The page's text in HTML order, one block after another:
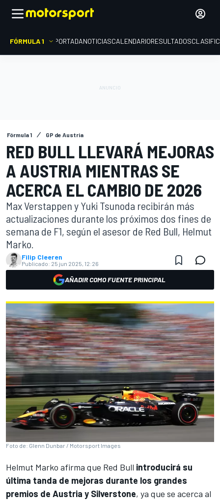
FÓRMULA 1 PORTADANOTICIASCALENDARIORESULTADOS
Fórmula 1 GP de Austria
RED BULL LLEVARÁ MEJORAS
A AUSTRIA MIENTRAS SE
ACERCA EL CAMBIO DE 2026
Max Verstappen y Yuki Tsunoda recibirán más
actualizaciones durante los próximos dos fines de
semana de F1, según el asesor de Red Bull, Helmut
Marko.
Filip Cleeren
Publicado: 25 jun 2025, 12:26
AÑADIR COMO FUENTE PRINCIPAL
Foto de: Glenn Dunbar / Motorsport Images
Helmut Marko afirma que Red Bull introducirá su
última tanda de mejoras durante los grandes
premios de Austria y Silverstone, ya que se acerca al